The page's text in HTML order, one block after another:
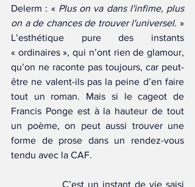
Delerm : « Plus on va dans l'infime, plus
on a de chances de trouver l'universel. »
L’esthétique pure des instants
« ordinaires », qui n’ont rien de glamour,
qu’on ne raconte pas toujours, car peut-
être ne valent-ils pas la peine d’en faire
tout un roman. Mais si le cageot de
Francis Ponge est à la hauteur de tout
un poème, on peut aussi trouver une
forme de prose dans un rendez-vous
tendu avec la CAF.